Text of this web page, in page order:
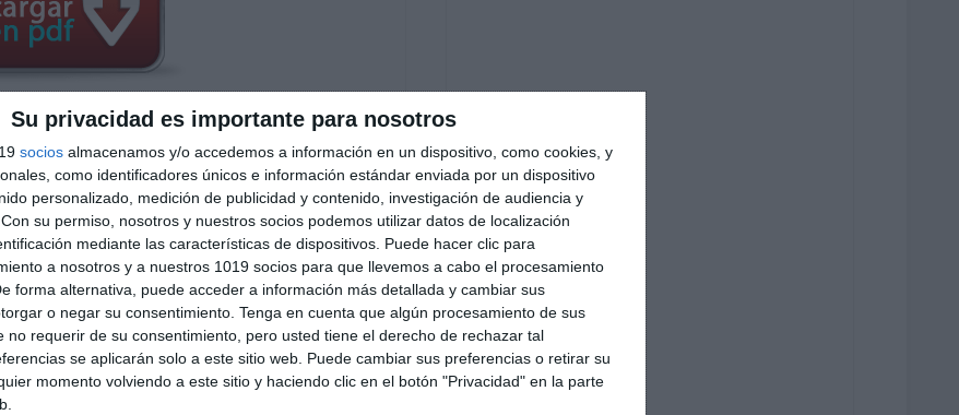
Su privacidad es importante para nosotros
socios almacenamos y/o accedemos a información en un dispositivo, como cookies, y
como identificadores únicos e información estándar enviada por un dispositivo
personalizado, medición de publicidad y contenido, investigación de audiencia y
Con su permiso, nosotros y nuestros socios podemos utilizar datos de localización
mediante las características de dispositivos. Puede hacer clic para
a nosotros y a nuestros 1019 socios para que llevemos a cabo el procesamiento
forma alternativa, puede acceder a información más detallada y cambiar sus
o negar su consentimiento. Tenga en cuenta que algún procesamiento de sus
no requerir de su consentimiento, pero usted tiene el derecho de rechazar tal
se aplicarán solo a este sitio web. Puede cambiar sus preferencias o retirar su
momento volviendo a este sitio y haciendo clic en el botón "Privacidad" en la parte
Suscribirse
Únete a otros 553 suscriptores
DE WHATSAPP